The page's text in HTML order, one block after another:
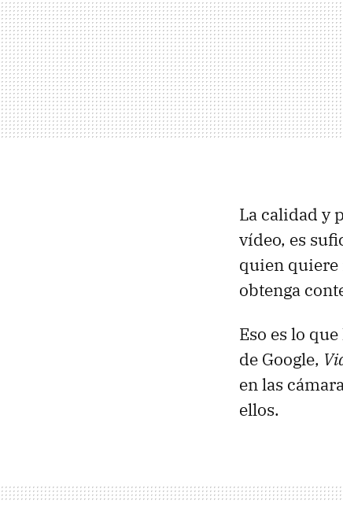
La calidad y
vídeo, es
quien quiere
obtenga
Eso es lo
de Google,
en las
ellos.